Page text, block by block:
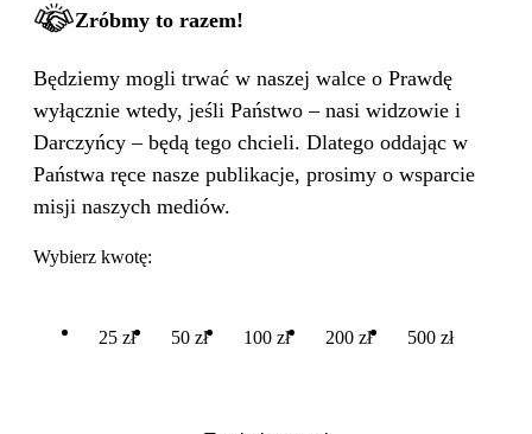
Zróbmy to razem!
Będziemy mogli trwać w naszej walce o Prawdę
wyłącznie wtedy, jeśli Państwo – nasi widzowie i
Darczyńcy – będą tego chcieli. Dlatego oddając w
Państwa ręce nasze publikacje, prosimy o wsparcie
misji naszych mediów.
Wybierz kwotę:
25 zł 50 zł 100 zł 200 zł 500 zł